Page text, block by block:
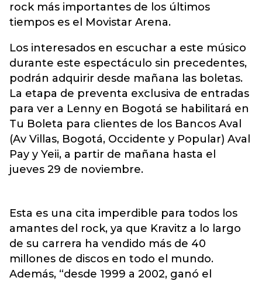
rock más importantes de los últimos
tiempos es el Movistar Arena.
Los interesados en escuchar a este músico
durante este espectáculo sin precedentes,
podrán adquirir desde mañana las boletas.
La etapa de preventa exclusiva de entradas
para ver a Lenny en Bogotá se habilitará en
Tu Boleta para clientes de los Bancos Aval
(Av Villas, Bogotá, Occidente y Popular) Aval
Pay y Yeii, a partir de mañana hasta el
jueves 29 de noviembre.
Esta es una cita imperdible para todos los
amantes del rock, ya que Kravitz a lo largo
de su carrera ha vendido más de 40
millones de discos en todo el mundo.
Además, “desde 1999 a 2002, ganó el